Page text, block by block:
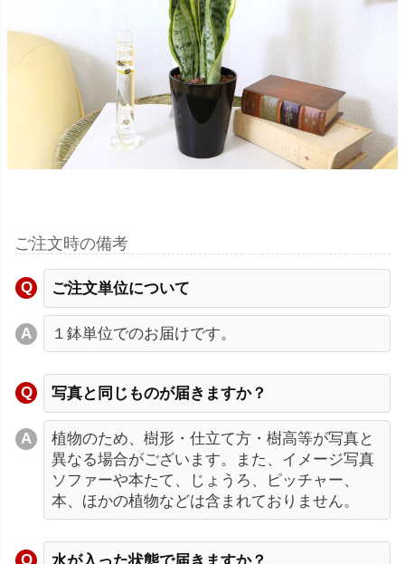
ご注文時の備考
ご注文単位について
１鉢単位でのお届けです。
写真と同じものが届きますか？
植物のため、樹形・仕立て方・樹高等が写真と
異なる場合がございます。また、イメージ写真
ソファーや本たて、じょうろ、ピッチャー、
本、ほかの植物などは含まれておりません。
水が入った状態で届きますか？